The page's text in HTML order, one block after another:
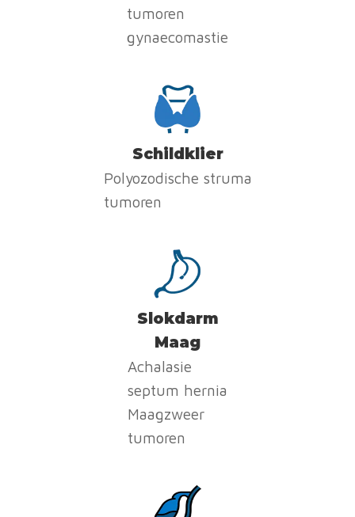
tumoren
gynaecomastie
Schildklier
Polyozodische struma
tumoren
Slokdarm
Maag
Achalasie
septum hernia
Maagzweer
tumoren